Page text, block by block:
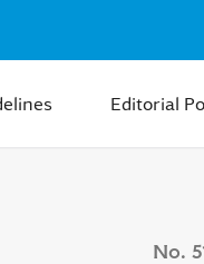
Editorial
No.